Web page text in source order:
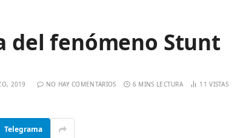
del fenómeno Stunt
2019 NO HAY COMENTARIOS 6 MINS LECTURA 11VISTAS
Telegrama